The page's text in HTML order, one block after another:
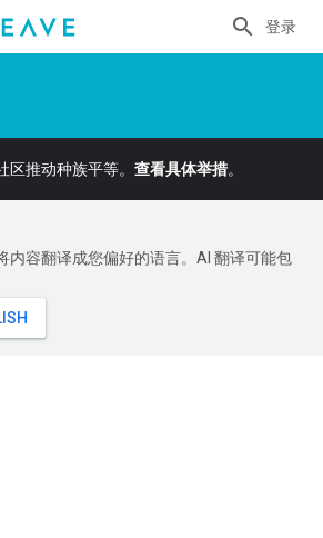
登录
推动种族平等。 查看具体举措。
内容翻译成您偏好的语言。AI 翻译可能包